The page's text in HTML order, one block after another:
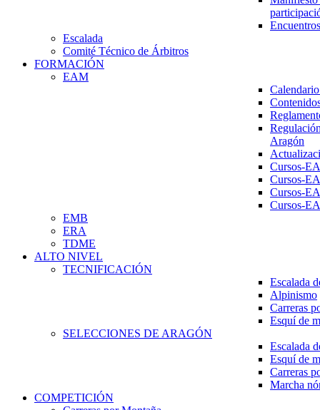
Escalada
Comité Técnico de Árbitros
FORMACIÓN
EAM
Aragón
Cursos-
Cursos-
Cursos-
Cursos-
EMB
ERA
TDME
ALTO NIVEL
TECNIFICACIÓN
Escalada
Alpinismo
Carreras
Esquí de
SELECCIONES DE ARAGÓN
Escalada
Esquí de
Carreras
Marcha
COMPETICIÓN